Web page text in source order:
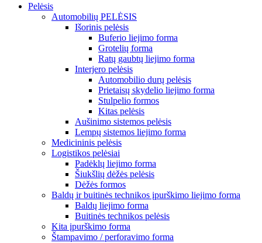
Pelėsis
Automobilių PELĖSIS
Išorinis pelėsis
Buferio liejimo forma
Grotelių forma
Ratų gaubtų liejimo forma
Interjero pelėsis
Automobilio durų pelėsis
Prietaisų skydelio liejimo forma
Stulpelio formos
Kitas pelėsis
Aušinimo sistemos pelėsis
Lempų sistemos liejimo forma
Medicininis pelėsis
Logistikos pelėsiai
Padėklų liejimo forma
Šiukšlių dėžės pelėsis
Dėžės formos
Baldų ir buitinės technikos įpurškimo liejimo forma
Baldų liejimo forma
Buitinės technikos pelėsis
Kita įpurškimo forma
Štampavimo / perforavimo forma